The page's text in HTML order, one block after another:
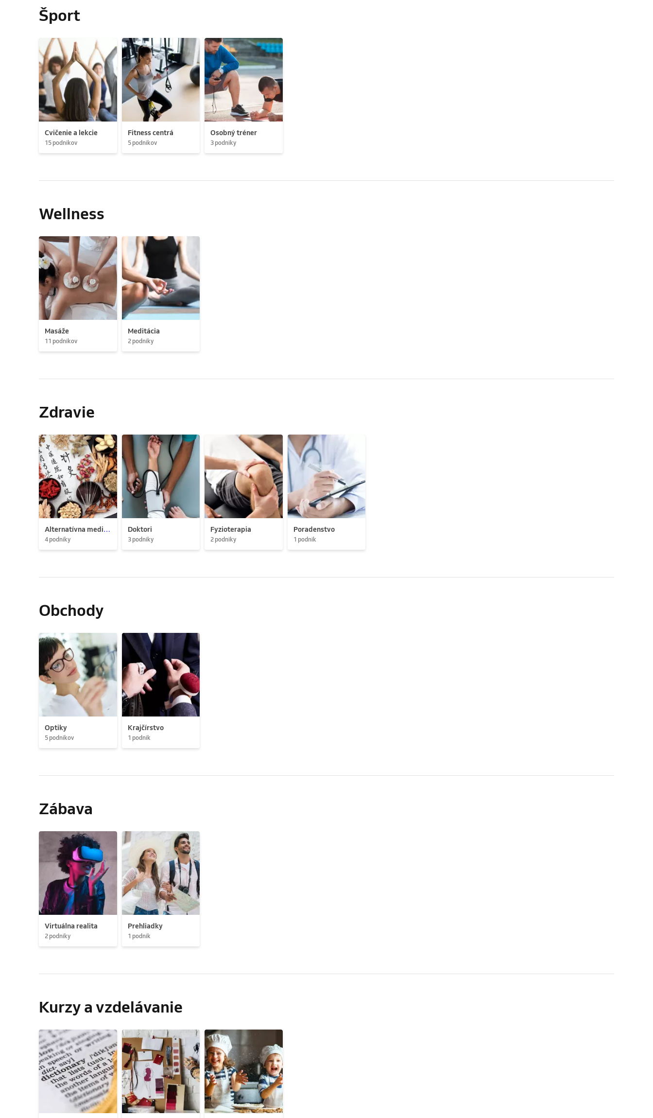
Šport
Cvičenie a lekcie
15 podnikov
Fitness centrá
5 podnikov
Osobný tréner
3 podniky
Wellness
Masáže
11 podnikov
Meditácia
2 podniky
Zdravie
Alternatívna medicína
4 podniky
Doktori
3 podniky
Fyzioterapia
2 podniky
Poradenstvo
1 podnik
Obchody
Optiky
5 podnikov
Krajčírstvo
1 podnik
Zábava
Virtuálna realita
2 podniky
Prehliadky
1 podnik
Kurzy a vzdelávanie